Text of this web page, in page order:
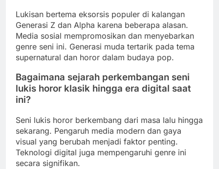
Lukisan bertema eksorsis populer di kalangan
Generasi Z dan Alpha karena beberapa alasan.
Media sosial mempromosikan dan menyebarkan
genre seni ini. Generasi muda tertarik pada tema
supernatural dan horor dalam budaya pop.
Bagaimana sejarah perkembangan seni
lukis horor klasik hingga era digital saat
ini?
Seni lukis horor berkembang dari masa lalu hingga
sekarang. Pengaruh media modern dan gaya
visual yang berubah menjadi faktor penting.
Teknologi digital juga mempengaruhi genre ini
secara signifikan.